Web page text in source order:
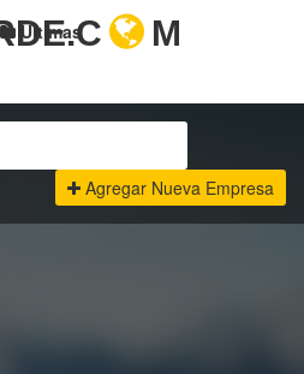
Últimas M
Agregar Nueva Empresa